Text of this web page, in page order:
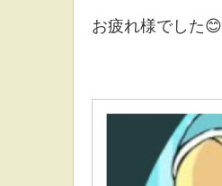
お疲れ様でした😊